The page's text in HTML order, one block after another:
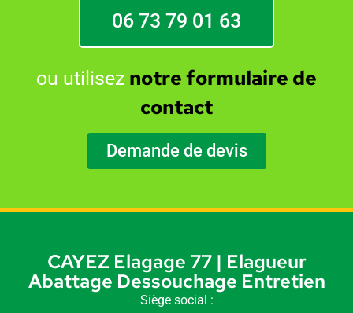
06 73 79 01 63
ou utilisez notre formulaire de
contact
Demande de devis
CAYEZ Elagage 77 | Elagueur
Abattage Dessouchage Entretien
Siège social :